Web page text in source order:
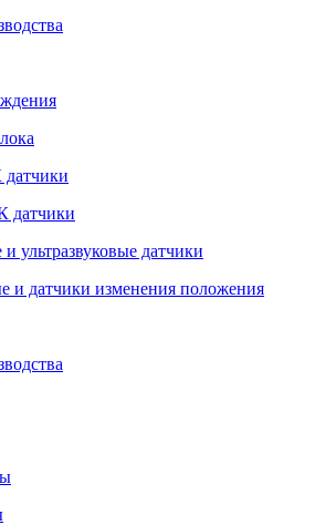
датчики
ультразвуковые датчики
и датчики изменения положения